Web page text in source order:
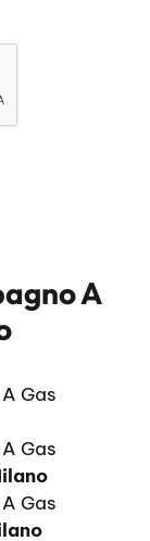
A
Gas
Gas
Gas